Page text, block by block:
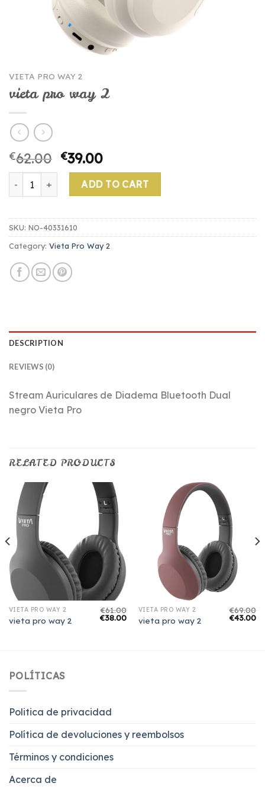
VIETA PRO WAY 2
vieta pro way 2
€62.00 €39.00
vieta pro way 2 quantityADD TO CART
SKU: NO-40331610
Category: Vieta Pro Way 2
DESCRIPTION
REVIEWS (0)
Stream Auriculares de Diadema Bluetooth Dual
negro Vieta Pro
RELATED PRODUCTS
VIETA PRO WAY 2
vieta pro way 2
€61.00
€38.00
VIETA PRO WAY 2
vieta pro way 2
€69.00
€43.00
POLÍTICAS
Politica de privacidad
Política de devoluciones y reembolsos
Términos y condiciones
Acerca de